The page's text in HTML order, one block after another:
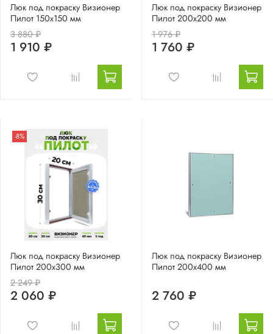
Люк под покраску Визионер
Пилот 150х150 мм
3 880 ₽
1 910 ₽
Люк под покраску Визионер
Пилот 200х200 мм
1 976 ₽
1 760 ₽
-8%
Люк под покраску Визионер
Пилот 200х300 мм
2 249 ₽
2 060 ₽
Люк под покраску Визионер
Пилот 200х400 мм
2 760 ₽